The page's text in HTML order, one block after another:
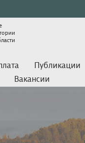
Публикации
Вакансии